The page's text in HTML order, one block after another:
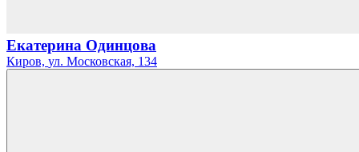
Екатерина Одинцова
Киров, ул. Московская, 134